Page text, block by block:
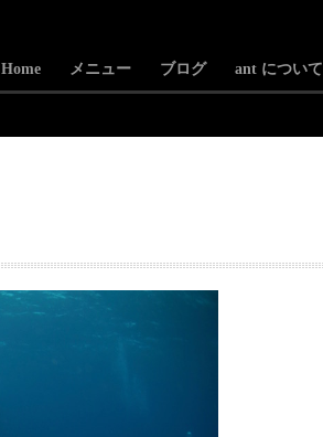
Home メニュー ブログ ant について